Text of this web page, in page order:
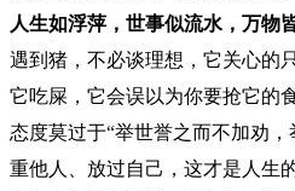
人生如浮萍，世事似流水，万物
遇到猪，不必谈理想，它关心的
它吃屎，它会误以为你要抢它的
态度莫过于“举世誉之而不加劝
重他人、放过自己，这才是人生